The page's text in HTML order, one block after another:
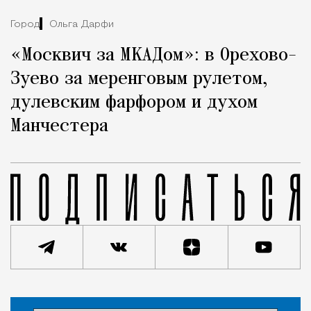
Город Ольга Дарфи
«Москвич за МКАДом»: в Орехово-
Зуево за меренговым рулетом,
дулевским фарфором и духом
Манчестера